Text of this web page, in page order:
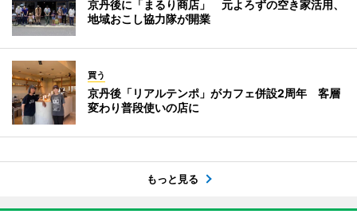
京丹後に「まるり商店」 元よろずの空き家活用、
地域おこし協力隊が開業
買う
京丹後「リアルテンポ」がカフェ併設2周年 客層
変わり普段使いの店に
もっと見る